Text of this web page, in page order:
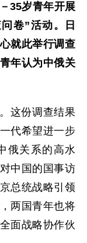
35岁青年开展
卷”活动。日
就此举行调查
年认为中俄关
这份调查结果
代希望进一步
俄关系的高水
中国的国事访
总统战略引领
两国青年也将
面战略协作伙